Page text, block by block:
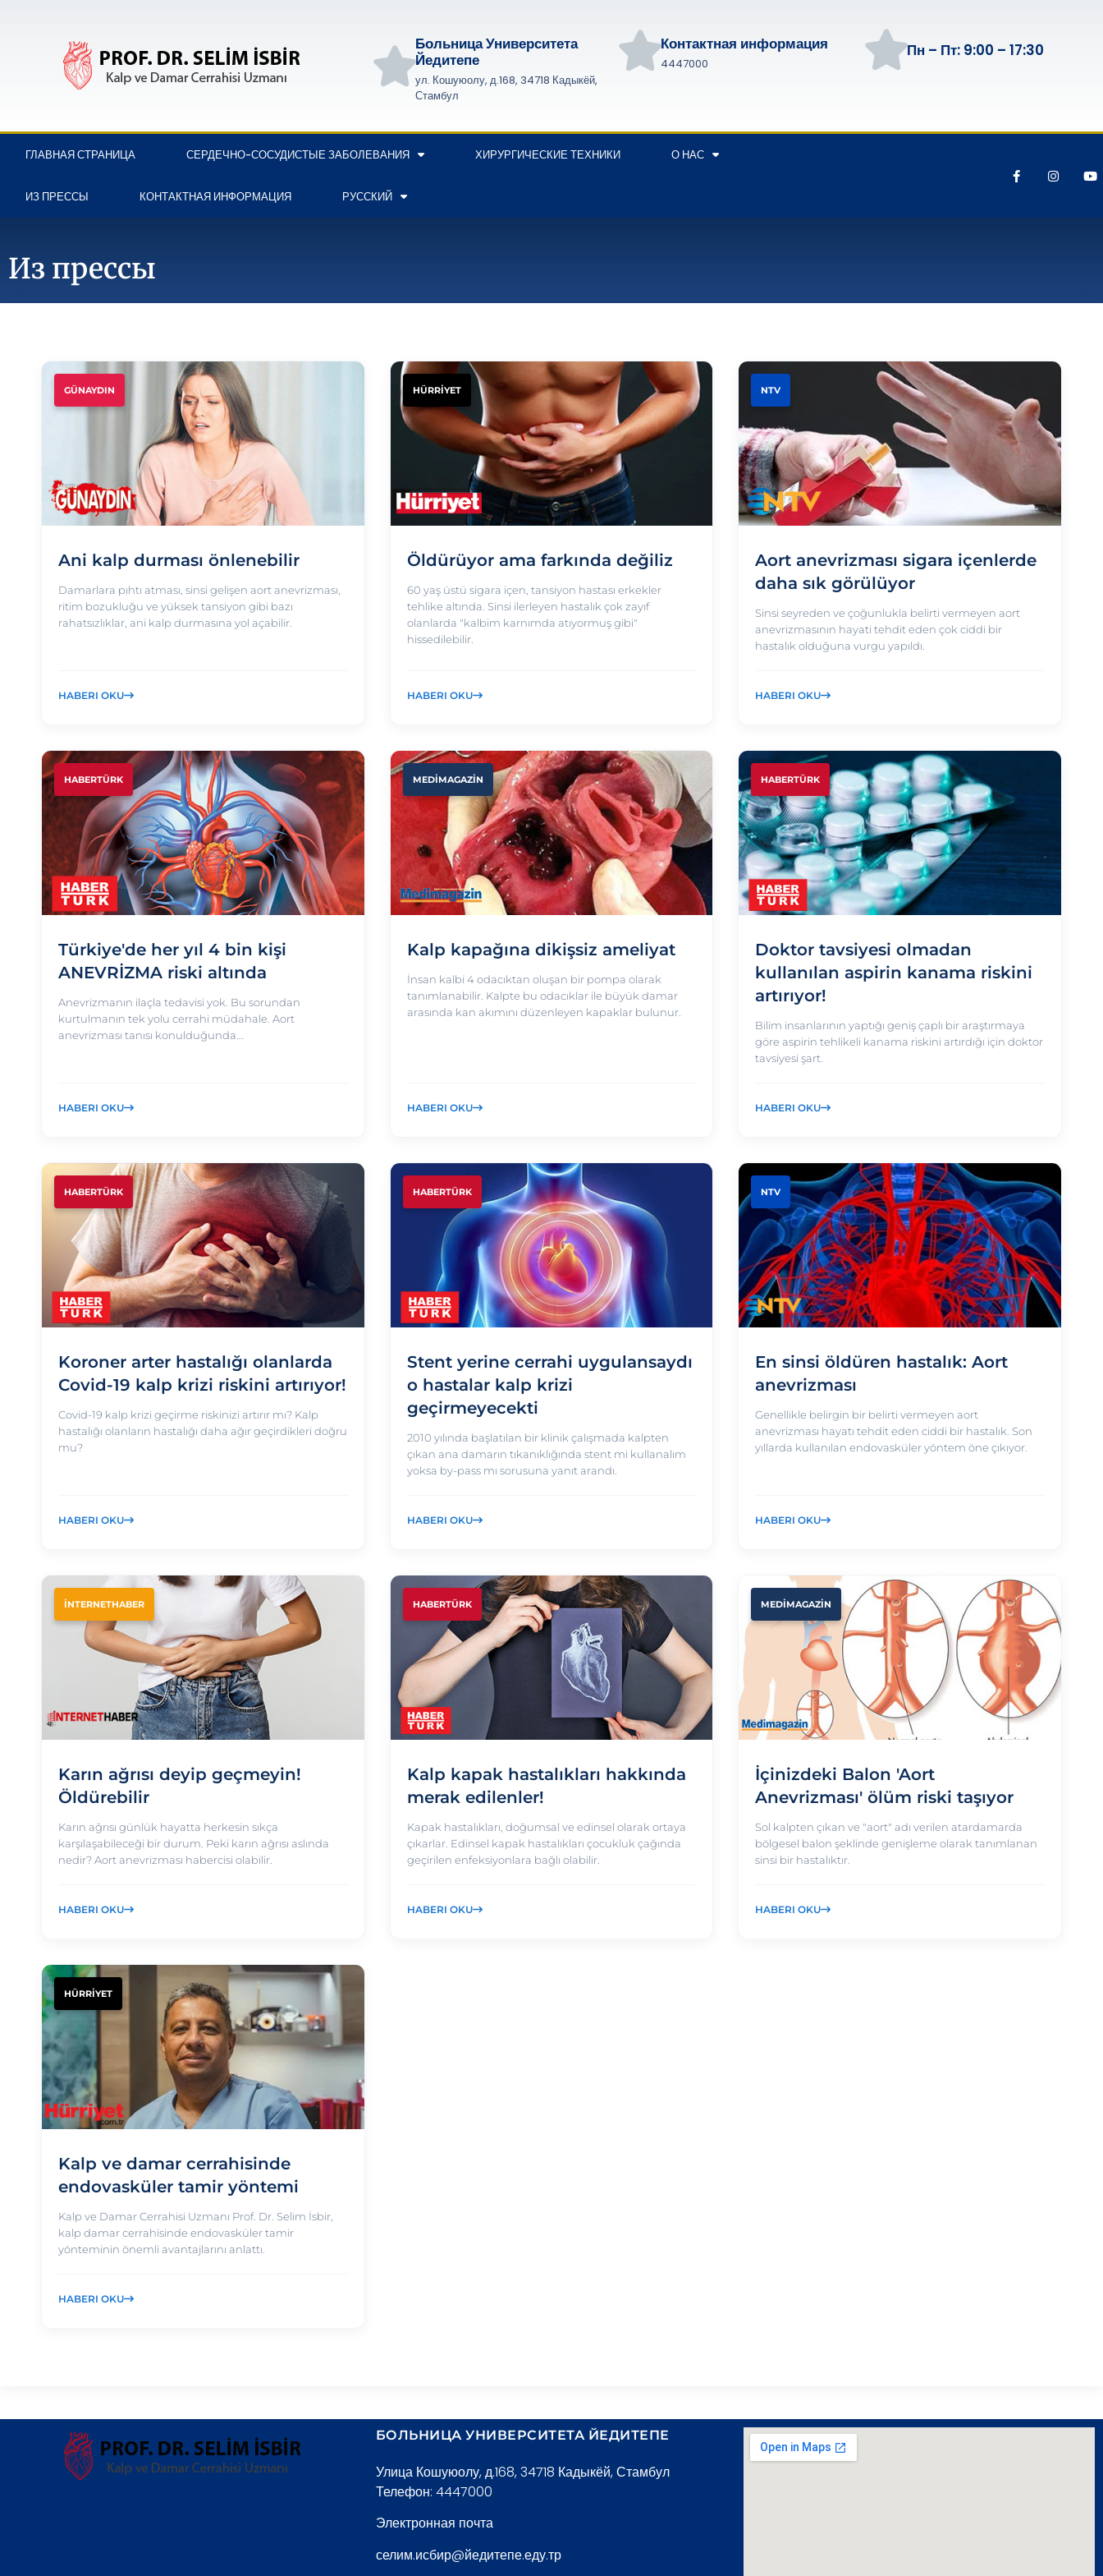
Больница Университета
Йедитепе
ул. Кошуюолу, д.168, 34718 Кадыкёй,
Стамбул
Контактная информация
4447000
Пн – Пт: 9:00 – 17:30
ГЛАВНАЯ СТРАНИЦА СЕРДЕЧНО-СОСУДИСТЫЕ ЗАБОЛЕВАНИЯ ХИРУРГИЧЕСКИЕ ТЕХНИКИ О НАС
ИЗ ПРЕССЫ КОНТАКТНАЯ ИНФОРМАЦИЯ РУССКИЙ
Из прессы
GÜNAYDIN
Ani kalp durması önlenebilir
Damarlara pıhtı atması, sinsi gelişen aort anevrizması,
ritim bozukluğu ve yüksek tansiyon gibi bazı
rahatsızlıklar, ani kalp durmasına yol açabilir.
HABERI OKU
HÜRRİYET
Öldürüyor ama farkında değiliz
60 yaş üstü sigara içen, tansiyon hastası erkekler
tehlike altında. Sinsi ilerleyen hastalık çok zayıf
olanlarda "kalbim karnımda atıyormuş gibi"
hissedilebilir.
HABERI OKU
NTV
Aort anevrizması sigara içenlerde
daha sık görülüyor
Sinsi seyreden ve çoğunlukla belirti vermeyen aort
anevrizmasının hayati tehdit eden çok ciddi bir
hastalık olduğuna vurgu yapıldı.
HABERI OKU
HABERTÜRK
Türkiye'de her yıl 4 bin kişi
ANEVRİZMA riski altında
Anevrizmanın ilaçla tedavisi yok. Bu sorundan
kurtulmanın tek yolu cerrahi müdahale. Aort
anevrizması tanısı konulduğunda...
HABERI OKU
MEDİMAGAZİN
Kalp kapağına dikişsiz ameliyat
İnsan kalbi 4 odacıktan oluşan bir pompa olarak
tanımlanabilir. Kalpte bu odacıklar ile büyük damar
arasında kan akımını düzenleyen kapaklar bulunur.
HABERI OKU
HABERTÜRK
Doktor tavsiyesi olmadan
kullanılan aspirin kanama riskini
artırıyor!
Bilim insanlarının yaptığı geniş çaplı bir araştırmaya
göre aspirin tehlikeli kanama riskini artırdığı için doktor
tavsiyesi şart.
HABERI OKU
HABERTÜRK
Koroner arter hastalığı olanlarda
Covid-19 kalp krizi riskini artırıyor!
Covid-19 kalp krizi geçirme riskinizi artırır mı? Kalp
hastalığı olanların hastalığı daha ağır geçirdikleri doğru
mu?
HABERI OKU
HABERTÜRK
Stent yerine cerrahi uygulansaydı
o hastalar kalp krizi
geçirmeyecekti
2010 yılında başlatılan bir klinik çalışmada kalpten
çıkan ana damarın tıkanıklığında stent mi kullanalım
yoksa by-pass mı sorusuna yanıt arandı.
HABERI OKU
NTV
En sinsi öldüren hastalık: Aort
anevrizması
Genellikle belirgin bir belirti vermeyen aort
anevrizması hayatı tehdit eden ciddi bir hastalık. Son
yıllarda kullanılan endovasküler yöntem öne çıkıyor.
HABERI OKU
İNTERNETHABER
Karın ağrısı deyip geçmeyin!
Öldürebilir
Karın ağrısı günlük hayatta herkesin sıkça
karşılaşabileceği bir durum. Peki karın ağrısı aslında
nedir? Aort anevrizması habercisi olabilir.
HABERI OKU
HABERTÜRK
Kalp kapak hastalıkları hakkında
merak edilenler!
Kapak hastalıkları, doğumsal ve edinsel olarak ortaya
çıkarlar. Edinsel kapak hastalıkları çocukluk çağında
geçirilen enfeksiyonlara bağlı olabilir.
HABERI OKU
MEDİMAGAZİN
İçinizdeki Balon 'Aort
Anevrizması' ölüm riski taşıyor
Sol kalpten çıkan ve "aort" adı verilen atardamarda
bölgesel balon şeklinde genişleme olarak tanımlanan
sinsi bir hastalıktır.
HABERI OKU
HÜRRİYET
Kalp ve damar cerrahisinde
endovasküler tamir yöntemi
Kalp ve Damar Cerrahisi Uzmanı Prof. Dr. Selim İsbir,
kalp damar cerrahisinde endovasküler tamir
yönteminin önemli avantajlarını anlattı.
HABERI OKU
БОЛЬНИЦА УНИВЕРСИТЕТА ЙЕДИТЕПЕ
Улица Кошуюолу, д.168, 34718 Кадыкёй, Стамбул
Телефон: 4447000
Электронная почта
селим.исбир@йедитепе.еду.тр